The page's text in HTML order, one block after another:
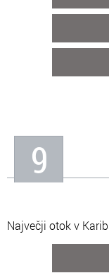
9
Največji otok v